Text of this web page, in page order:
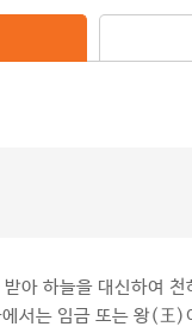
아 하늘을 대신하여
서는 임금 또는 왕(王)